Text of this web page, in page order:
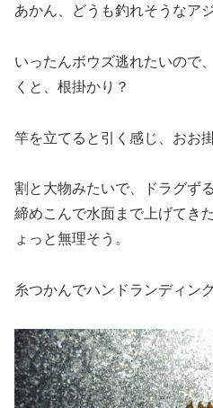
あかん、どうも釣れそうなア
いったんボウズ逃れたいので
くと、根掛かり？
竿を立てると引く感じ、おお
割と大物みたいで、ドラグず
締めこんで水面まで上げてき
ょっと無理そう。
糸つかんでハンドランディン